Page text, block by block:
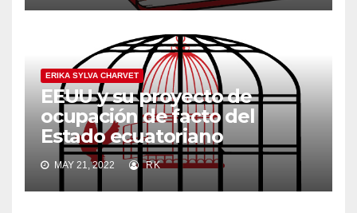
ERIKA SYLVA CHARVET
EEUU y su proyecto de
ocupación de facto del
Estado ecuatoriano
MAY 21, 2022 RK